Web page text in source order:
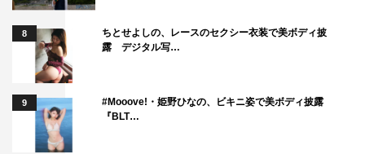
8
ちとせよしの、レースのセクシー衣装で美ボディ披
露 デジタル写…
9
#Mooove!・姫野ひなの、ビキニ姿で美ボディ披露
『BLT…